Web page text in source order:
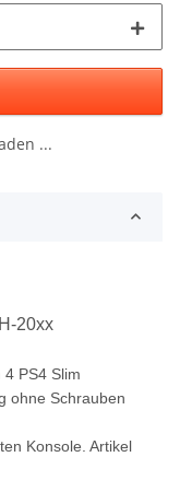
...
20xx
PS4 Slim
ohne Schrauben
Konsole. Artikel